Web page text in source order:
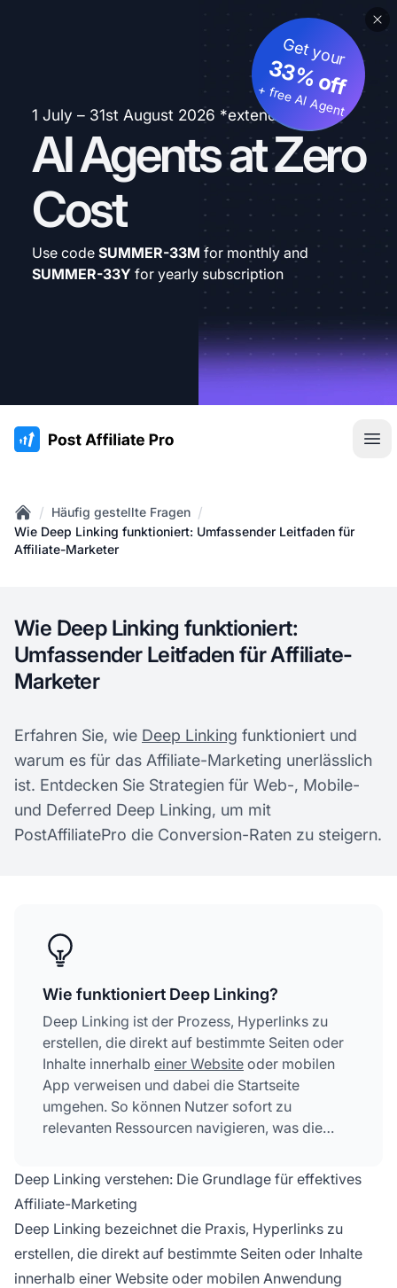
1 July – 31st August 2026 *extended
AI Agents at Zero
Cost
Get your
33% off
+ free AI Agent
Use code SUMMER-33M for monthly and
SUMMER-33Y for yearly subscription
:site.title
Home
/ Häufig gestellte Fragen /
Wie Deep Linking funktioniert: Umfassender Leitfaden für
Affiliate-Marketer
Wie Deep Linking funktioniert:
Umfassender Leitfaden für Affiliate-
Marketer
Erfahren Sie, wie Deep Linking funktioniert und
warum es für das Affiliate-Marketing unerlässlich
ist. Entdecken Sie Strategien für Web-, Mobile-
und Deferred Deep Linking, um mit
PostAffiliatePro die Conversion-Raten zu steigern.
Wie funktioniert Deep Linking?
Deep Linking ist der Prozess, Hyperlinks zu
erstellen, die direkt auf bestimmte Seiten oder
Inhalte innerhalb einer Website oder mobilen
App verweisen und dabei die Startseite
umgehen. So können Nutzer sofort zu
relevanten Ressourcen navigieren, was die
Affiliate-Marketing-Kampagnen verbessert.
Deep Linking verstehen: Die Grundlage für effektives
Affiliate-Marketing
Deep Linking bezeichnet die Praxis, Hyperlinks zu
erstellen, die direkt auf bestimmte Seiten oder Inhalte
innerhalb einer Website oder mobilen Anwendung